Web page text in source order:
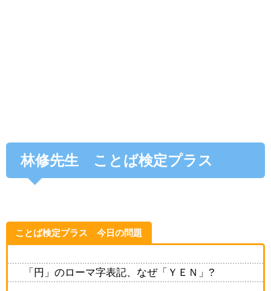
林修先生 ことば検定プラス
ことば検定プラス 今日の問題
「円」のローマ字表記、なぜ「ＹＥＮ」?